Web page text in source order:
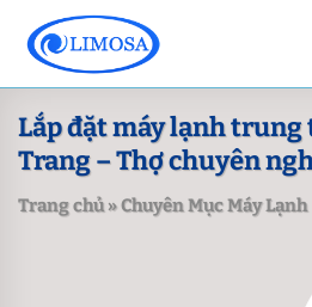
content
Lắp đặt máy lạnh trung
Trang – Thợ chuyên
Trang chủ»Chuyên Mục Máy Lạnh